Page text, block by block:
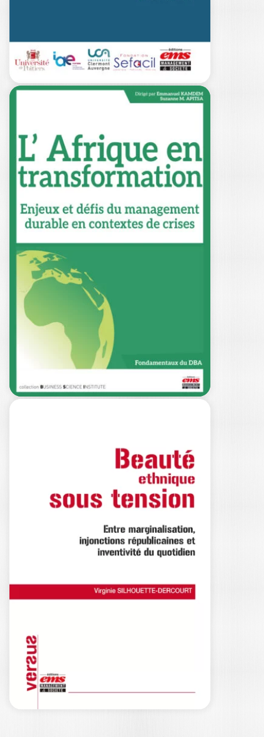
QUELLE
RECHERCHE SUR
ET POUR
L’INNOVATION…
SUZANNE M. APITSA
CHRISTIAN MARCON
NAWAL DAFFEUR
-- OUVRAGE DISPONIBLE EN VERSION
ELECTRONIQUE UNIQUEMENT ! -- L’
Afrique, depuis plus…
L’AFRIQUE EN
TRANSFORMATION
EMMANUEL KAMDEM|
Ouvrage labellisé FNEGE (2025),
catégorie « Ouvrage de recherche
collectif » Depuis deux…